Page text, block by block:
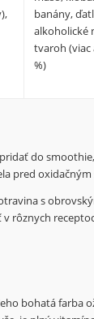
banány,
alkoholické
tvaroh (viac
%)
do
pred
s
rôznych
bohatá farba